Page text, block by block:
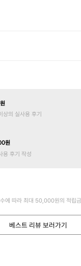
원
의 실사용 후기
원
용 후기 작성
에 따라 최대 50,000원의 적립
베스트 리뷰 보러가기